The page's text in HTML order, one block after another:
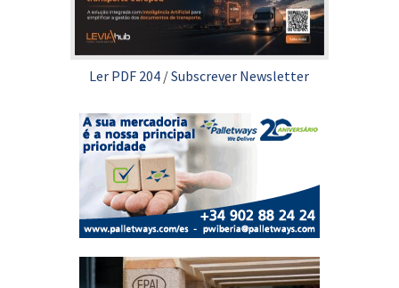
Ler PDF 204 /Subscrever Newsletter